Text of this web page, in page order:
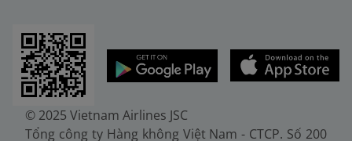
© 2025 Vietnam Airlines JSC
Tổng công ty Hàng không Việt Nam - CTCP. Số 200